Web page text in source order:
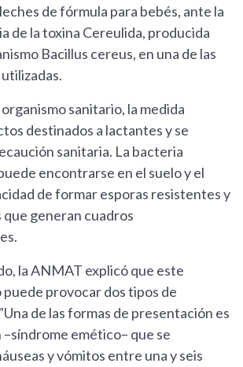
de fórmula para bebés, ante la
de la toxina Cereulida, producida
Bacillus cereus, en una de las
sanitario, la medida
destinados a lactantes y se
sanitaria. La bacteria
encontrarse en el suelo y el
de formar esporas resistentes y
generan cuadros
la ANMAT explicó que este
provocar dos tipos de
de las formas de presentación es
emético– que se
y vómitos entre una y seis